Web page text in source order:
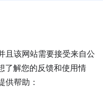
且该网站需要接受来自公
了解您的反馈和使用情
供帮助：